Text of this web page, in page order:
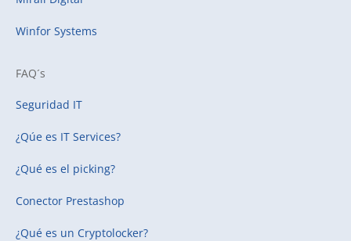
Winfor Systems
FAQ´s
Seguridad IT
¿Qúe es IT Services?
¿Qué es el picking?
Conector Prestashop
¿Qué es un Cryptolocker?